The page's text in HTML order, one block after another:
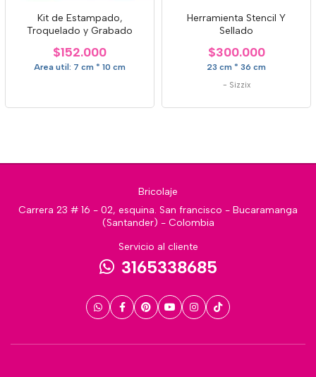
Kit de Estampado,
Troquelado y Grabado
$152.000
Area util: 7 cm * 10 cm
Herramienta Stencil Y
Sellado
$300.000
23 cm * 36 cm
- Sizzix
Bricolaje
Carrera 23 # 16 - 02, esquina. San francisco - Bucaramanga
(Santander) - Colombia
Servicio al cliente
3165338685